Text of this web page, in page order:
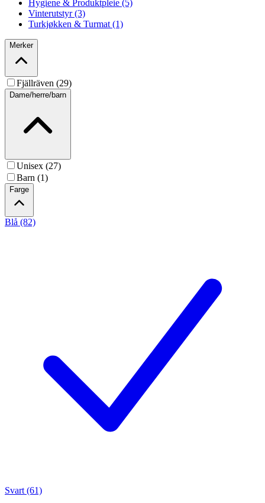
Hygiene & Produktpleie (5)
Vinterutstyr (3)
Turkjøkken & Turmat (1)
Merker
Fjällräven (29)
Dame/herre/barn
Unisex (27)
Barn (1)
Farge
Blå (82)
Svart (61)